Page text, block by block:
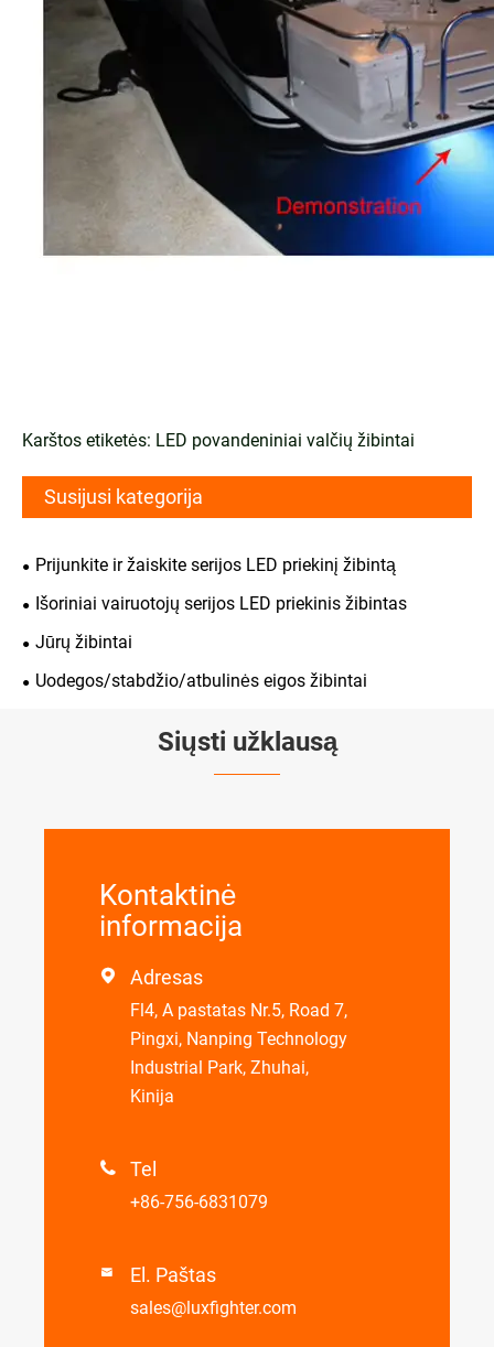
Karštos etiketės: LED povandeniniai valčių žibintai
Susijusi kategorija
Prijunkite ir žaiskite serijos LED priekinį žibintą
Išoriniai vairuotojų serijos LED priekinis žibintas
Jūrų žibintai
Uodegos/stabdžio/atbulinės eigos žibintai
Siųsti užklausą
Kontaktinė
informacija
 Adresas
Fl4, A pastatas Nr.5, Road 7,
Pingxi, Nanping Technology
Industrial Park, Zhuhai,
Kinija
 Tel
+86-756-6831079
 El. Paštas
sales@luxfighter.com